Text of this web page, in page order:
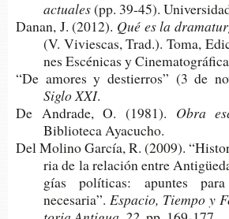
actuales(pp. 39-45).
Danan, J. (2012). Qué es la
(V. Vivies­cas, Trad.). Toma,
nes Escé­ni­cas y
“De amo­res y des­tie­rros” (3 de
Siglo XXI.
De Andra­de, O. (1981). Obra
Biblio­te­ca Ayacucho.
Del Molino Gar­cía, R. (2009).
ria de la rela­ción entre
gías polí­ti­cas: apun­tes
necesaria”.Espa­cio, Tiem­po y